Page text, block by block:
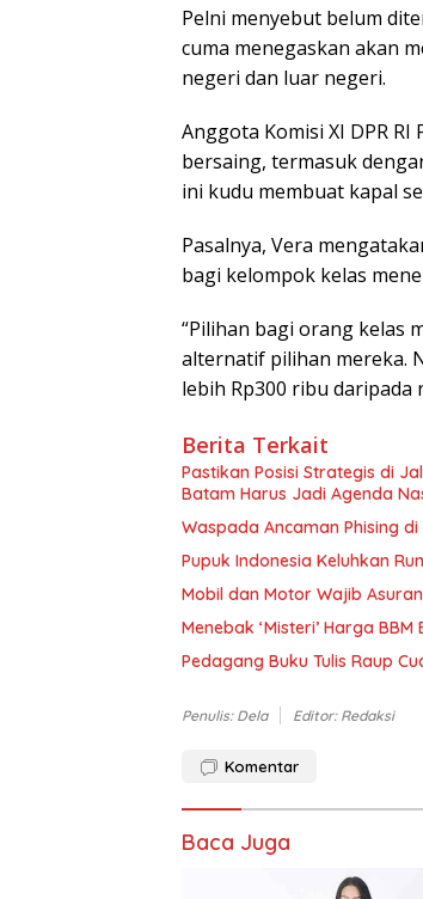
Pelni menyebut belum
cuma menegaskan akan
negeri dan luar negeri.
Anggota Komisi XI DPR
bersaing, termasuk
ini kudu membuat kapal
Pasalnya, Vera
bagi kelompok kelas
“Pilihan bagi orang kelas
alternatif pilihan mereka.
lebih Rp300 ribu daripada
Berita Terkait
Pastikan Posisi Strategis di
Batam Harus Jadi Agenda
Waspada Ancaman Phising
Pupuk Indonesia Keluhkan
Mobil dan Motor Wajib
Menebak ‘Misteri’ Harga
Pedagang Buku Tulis Raup
Penulis: Dela Editor: Redaksi
Komentar
Baca Juga